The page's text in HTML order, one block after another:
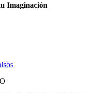
Imaginación